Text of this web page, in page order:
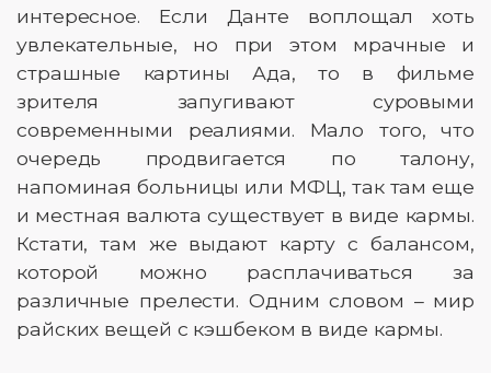
интересное. Если Данте воплощал хоть
увлекательные, но при этом мрачные и
страшные картины Ада, то в фильме
зрителя запугивают суровыми
современными реалиями. Мало того, что
очередь продвигается по талону,
напоминая больницы или МФЦ, так там еще
и местная валюта существует в виде кармы.
Кстати, там же выдают карту с балансом,
которой можно расплачиваться за
различные прелести. Одним словом – мир
райских вещей с кэшбеком в виде кармы.